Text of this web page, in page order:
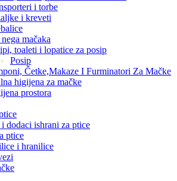
i torbe
i kreveti
mačaka
toaleti i lopatice za posip
Posip
Četke,Makaze I Furminatori Za Mačke
higijena za mačke
prostora
i dodaci ishrani za ptice
ptice
i hranilice